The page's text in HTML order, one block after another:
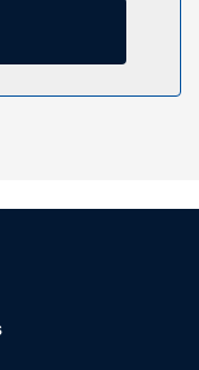
性开放的室外游泳
要求提供的往返机